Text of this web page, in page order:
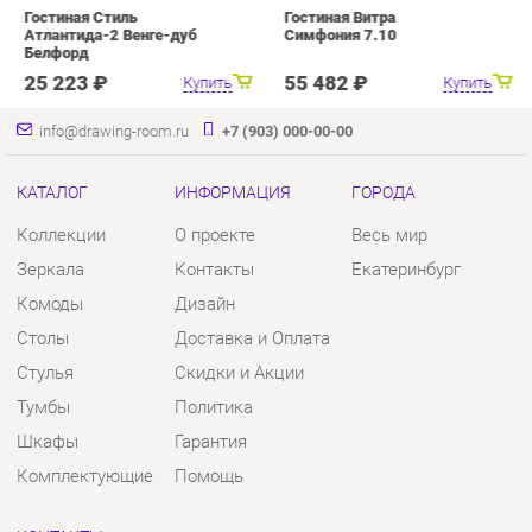
КАТАЛОГ
Коллекции
Комоды
Тумбы
Шкафы
Комплектующие
ИНФОРМАЦИЯ
О проекте
Дизайн
Политика
Гарантия
Помощь
ГОРОДА
Весь мир
КОНТАКТЫ
Шоурум и склад самовывоза
Адрес: г. Екатеринбург, пер.
Базовый, 47